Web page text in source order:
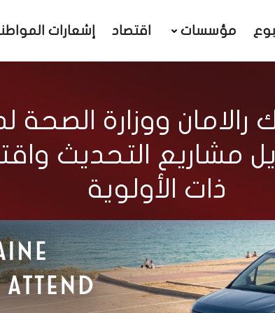
مؤسسات اقتصاد إشعارات
رالامان ووزارة
مشاريع التحديث
ذات الأولوية